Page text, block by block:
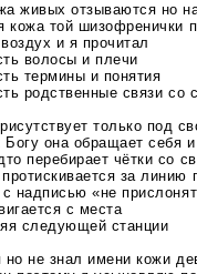
живых отзываются но
кожа той шизофренички
и я прочитал
волосы и плечи
термины и понятия
родственные связи
только под
Богу она обращает себя
перебирает чётки со
за линию
надписью «не
с места
станции
но не знал имени кожи